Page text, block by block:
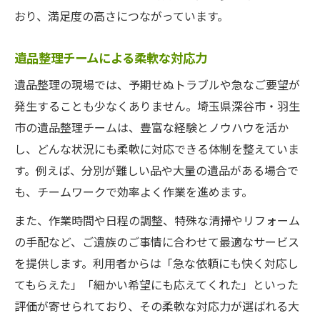
おり、満足度の高さにつながっています。
遺品整理チームによる柔軟な対応力
遺品整理の現場では、予期せぬトラブルや急なご要望が
発生することも少なくありません。埼玉県深谷市・羽生
市の遺品整理チームは、豊富な経験とノウハウを活か
し、どんな状況にも柔軟に対応できる体制を整えていま
す。例えば、分別が難しい品や大量の遺品がある場合で
も、チームワークで効率よく作業を進めます。
また、作業時間や日程の調整、特殊な清掃やリフォーム
の手配など、ご遺族のご事情に合わせて最適なサービス
を提供します。利用者からは「急な依頼にも快く対応し
てもらえた」「細かい希望にも応えてくれた」といった
評価が寄せられており、その柔軟な対応力が選ばれる大